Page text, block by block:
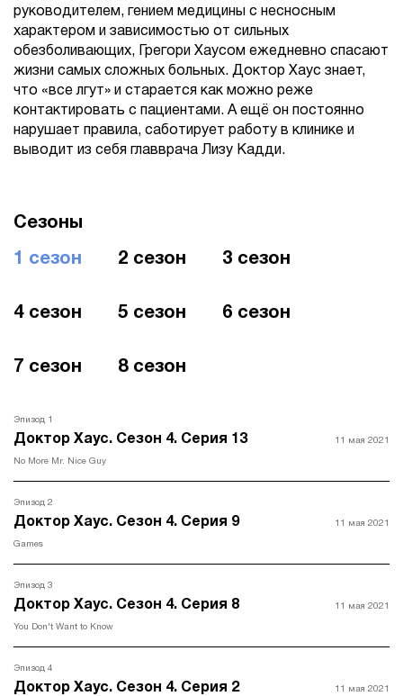
руководителем, гением медицины с несносным
характером и зависимостью от сильных
обезболивающих, Грегори Хаусом ежедневно спасают
жизни самых сложных больных. Доктор Хаус знает,
что «все лгут» и старается как можно реже
контактировать с пациентами. А ещё он постоянно
нарушает правила, саботирует работу в клинике и
выводит из себя главврача Лизу Кадди.
Сезоны
1 сезон 2 сезон 3 сезон
4 сезон 5 сезон 6 сезон
7 сезон 8 сезон
Эпизод 1
Доктор Хаус. Сезон 4. Серия 13
No More Mr. Nice Guy
11 мая 2021
Эпизод 2
Доктор Хаус. Сезон 4. Серия 9
Games
11 мая 2021
Эпизод 3
Доктор Хаус. Сезон 4. Серия 8
You Don't Want to Know
11 мая 2021
Эпизод 4
Доктор Хаус. Сезон 4. Серия 2 11 мая 2021